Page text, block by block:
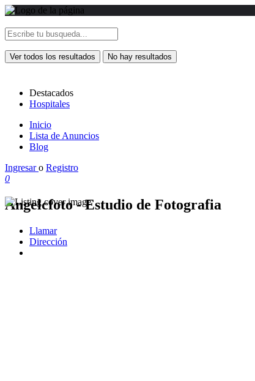
Ver todos los resultados No hay resultados
Destacados
Hospitales
Inicio
Lista de Anuncios
Blog
Ingresaro Registro
0
Angelcfoto - Estudio de Fotografia
Llamar
Dirección